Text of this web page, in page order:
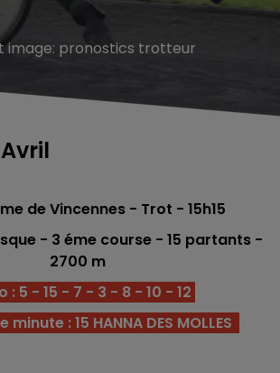
image: pronostics trotteur
de Vincennes - Trot - 15h15
- 3 éme course - 15 partants -
2700 m
: 5 - 15 - 7 - 3 - 8 - 10 - 12
: 15 HANNA DES MOLLES